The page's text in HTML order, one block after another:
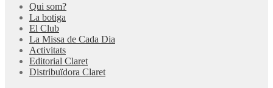
Qui som?
La botiga
El Club
La Missa de Cada Dia
Activitats
Editorial Claret
Distribuïdora Claret